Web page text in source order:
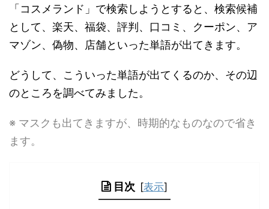
「コスメランド」で検索しようとすると、検索候補
として、楽天、福袋、評判、口コミ、クーポン、ア
マゾン、偽物、店舗といった単語が出てきます。
どうして、こういった単語が出てくるのか、その辺
のところを調べてみました。
※ マスクも出てきますが、時期的なものなので省き
ます。
目次 [表示]